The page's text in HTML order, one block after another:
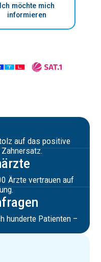
Ich möchte mich
informieren
auf das positive
Ärzte vertrauen auf
hunderte Patienten –